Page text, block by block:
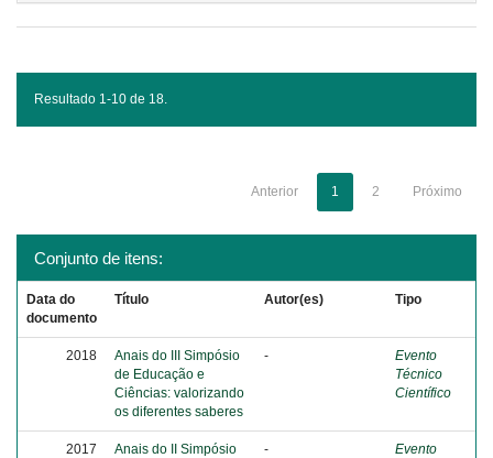
Resultado 1-10 de 18.
Anterior 1 2 Próximo
Conjunto de itens:
Data do
documento
Título Autor(es) Tipo
2018
Anais do III Simpósio
de Educação e
Ciências: valorizando
os diferentes saberes
-
Evento
Técnico
Científico
2017
Anais do II Simpósio
-
Evento